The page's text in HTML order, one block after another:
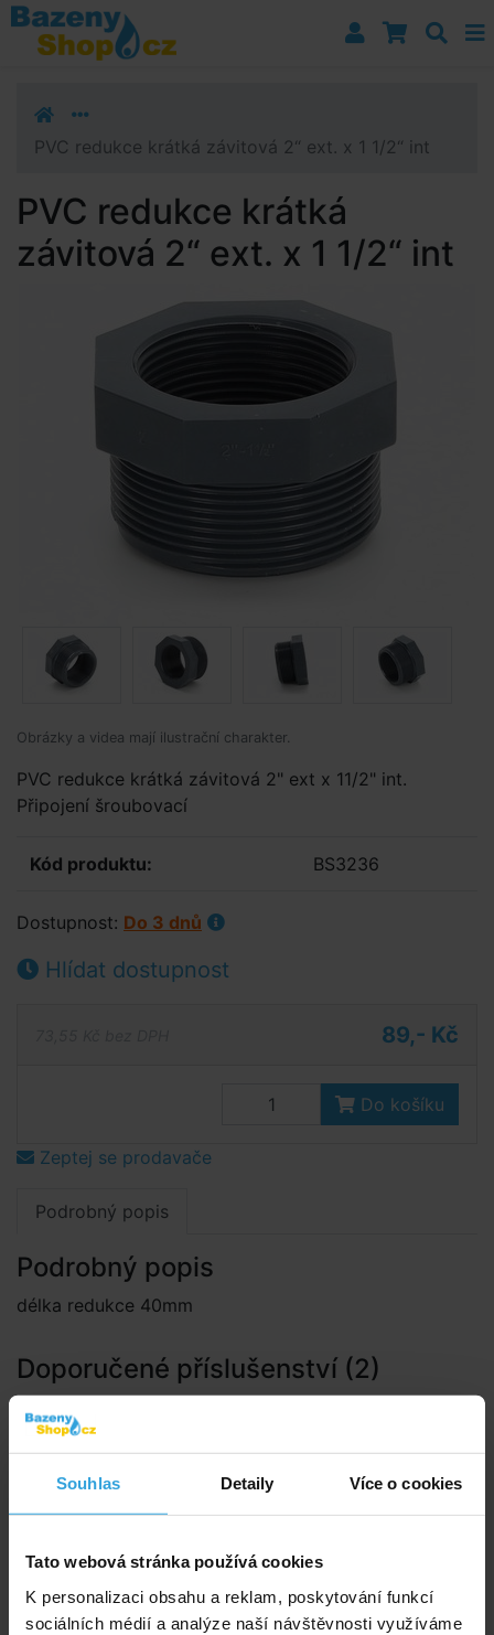
Souhlas Detaily Více o cookies
Tato webová stránka používá cookies
K personalizaci obsahu a reklam, poskytování funkcí
sociálních médií a analýze naší návštěvnosti využíváme
Přejít k navigaci
Přejít na obsah
Přejít k postrannímu sloupci
PVC redukce krátká závitová 2“ ext. x 1 1/2“ int
PVC redukce krátká
závitová 2“ ext. x 1 1/2“ int
Obrázky a videa mají ilustrační charakter.
PVC redukce krátká závitová 2" ext x 11/2" int.
Připojení šroubovací
Kód produktu: BS3236
Dostupnost: Do 3 dnů
Hlídat dostupnost
89,- Kč
Do košíku
Zeptej se prodavače
Podrobný popis
Podrobný popis
délka redukce 40mm
Doporučené příslušenství (2)